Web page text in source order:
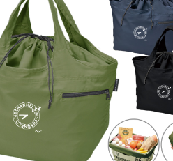
【グッズ】745チャンネルマルシェバッグ
¥2,500